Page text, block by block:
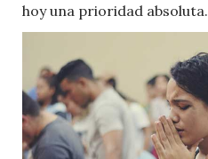
hoy una prioridad absoluta.